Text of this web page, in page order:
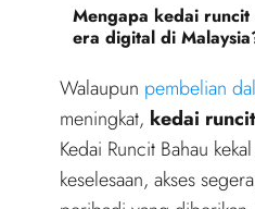
Mengapa kedai
era digital di
Walaupun pembelian
meningkat, kedai
Kedai Runcit Bahau
keselesaan, akses